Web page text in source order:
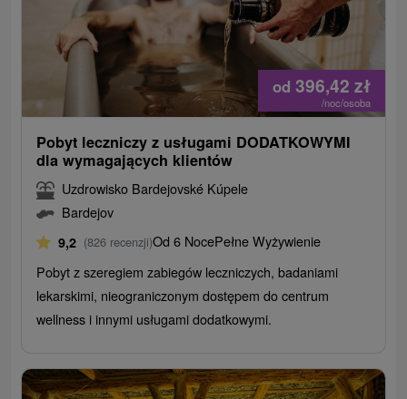
od 396,42 zł
/noc/osoba
Pobyt leczniczy z usługami DODATKOWYMI
dla wymagających klientów
Uzdrowisko Bardejovské Kúpele
Bardejov
9,2 (826 recenzji)Od 6 NocePełne Wyżywienie
Pobyt z szeregiem zabiegów leczniczych, badaniami
lekarskimi, nieograniczonym dostępem do centrum
wellness i innymi usługami dodatkowymi.